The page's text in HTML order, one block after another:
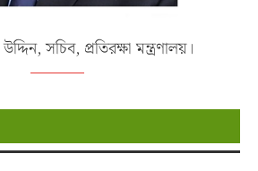
সচিব, প্রতিরক্ষা মন্ত্রণালয়।